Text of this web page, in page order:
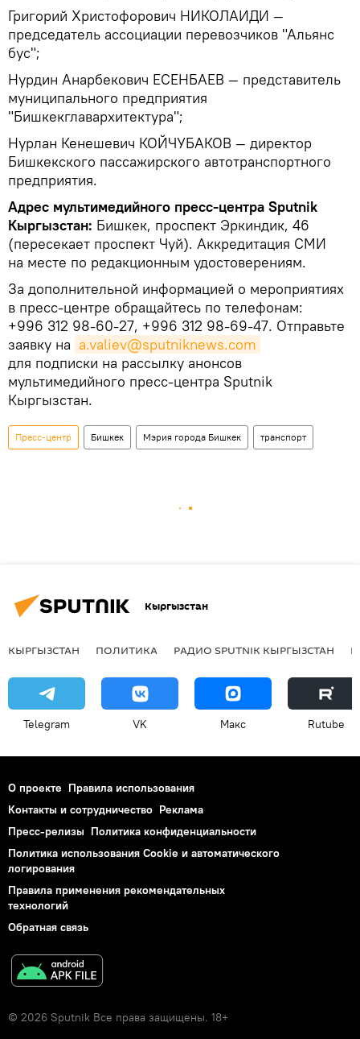
Григорий Христофорович НИКОЛАИДИ —
председатель ассоциации перевозчиков "Альянс
бус";
Нурдин Анарбекович ЕСЕНБАЕВ — представитель
муниципального предприятия
"Бишкекглавархитектура";
Нурлан Кенешевич КОЙЧУБАКОВ — директор
Бишкекского пассажирского автотранспортного
предприятия.
Адрес мультимедийного пресс-центра Sputnik
Кыргызстан: Бишкек, проспект Эркиндик, 46
(пересекает проспект Чуй). Аккредитация СМИ
на месте по редакционным удостоверениям.
За дополнительной информацией о мероприятиях
в пресс-центре обращайтесь по телефонам:
+996 312 98-60-27, +996 312 98-69-47. Отправьте
заявку на a.valiev@sputniknews.com
для подписки на рассылку анонсов
мультимедийного пресс-центра Sputnik
Кыргызстан.
Пресс-центр Бишкек Мэрия города Бишкек транспорт
Кыргызстан
КЫРГЫЗСТАН ПОЛИТИКА РАДИО SPUTNIK КЫРГЫЗСТАН
Telegram VK Макс Rutube
О проекте Правила использования
Контакты и сотрудничество Реклама
Пресс-релизы Политика конфиденциальности
Политика использования Cookie и автоматического
логирования
Правила применения рекомендательных
технологий
Обратная связь
© 2026 Sputnik Все права защищены. 18+